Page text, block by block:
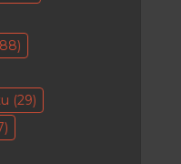
(29)